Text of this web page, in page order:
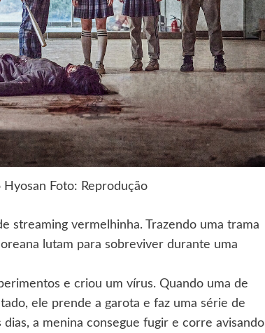
Foto: Reprodução
streaming vermelhinha. Trazendo uma trama
lutam para sobreviver durante uma
e criou um vírus. Quando uma de
ele prende a garota e faz uma série de
a menina consegue fugir e corre avisando